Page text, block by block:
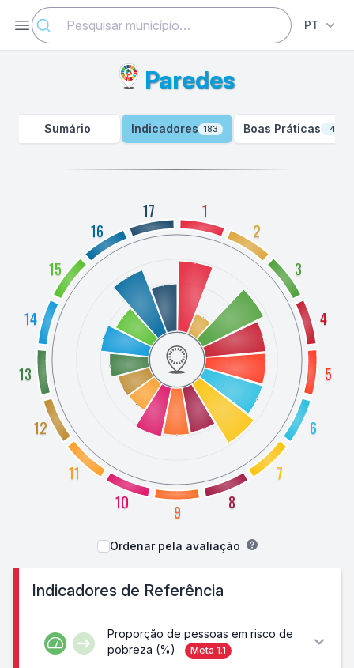
Abrir menu PT
Paredes
Sumário Indicadores 183 Boas Práticas 4
Indicadores de Referência
Proporção de pessoas em risco de
pobreza (%)
Meta 1.1
1
2
3
4
5
6
7
8
9
10
11
12
13
14
15
16
17
Ordenar pela avaliação